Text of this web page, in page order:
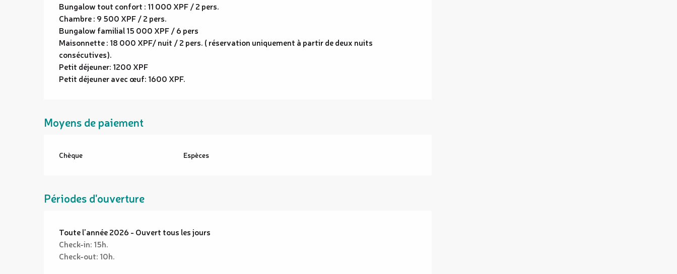
Bungalow tout confort : 11 000 XPF / 2 pers.
Chambre : 9 500 XPF / 2 pers.
Bungalow familial 15 000 XPF / 6 pers
Maisonnette : 18 000 XPF/ nuit / 2 pers. ( réservation uniquement à partir de deux nuits
consécutives).
Petit déjeuner: 1200 XPF
Petit déjeuner avec œuf: 1600 XPF.
Moyens de paiement
Chèque Espèces
Périodes d'ouverture
Toute l'année 2026 - Ouvert tous les jours
Check-in: 15h.
Check-out: 10h.